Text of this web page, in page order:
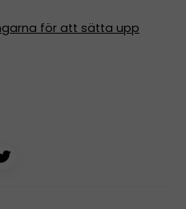
för att sätta upp